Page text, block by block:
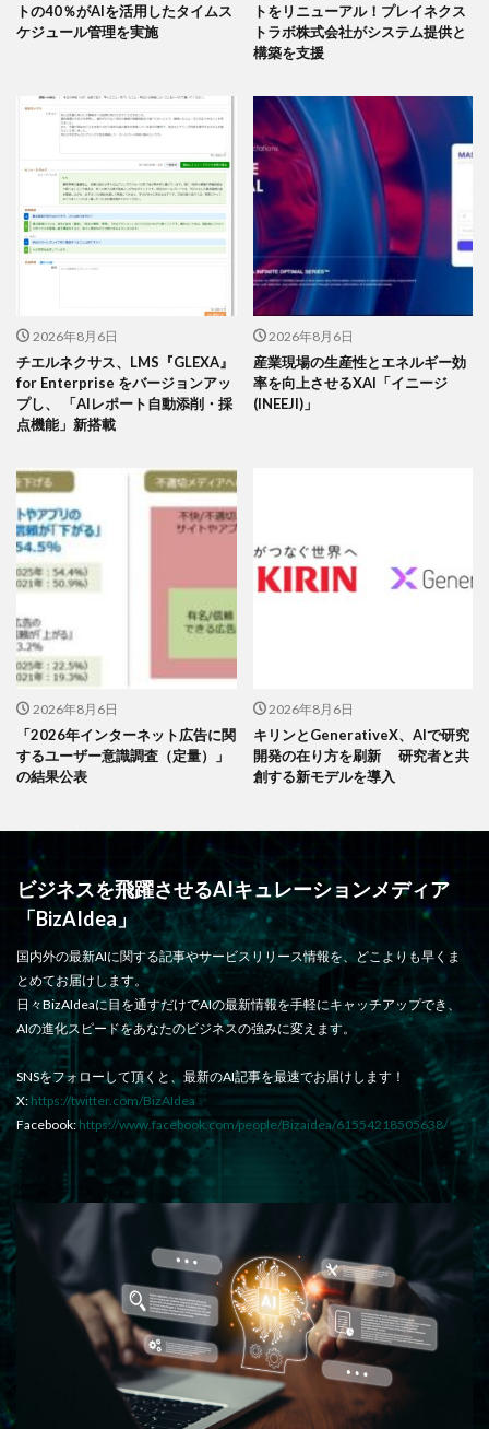
トの40％がAIを活用したタイムス
ケジュール管理を実施
トをリニューアル！プレイネクス
トラボ株式会社がシステム提供と
構築を支援
2026年8月6日
チエルネクサス、LMS『GLEXA』
for Enterprise をバージョンアッ
プし、 「AIレポート自動添削・採
点機能」新搭載
2026年8月6日
産業現場の生産性とエネルギー効
率を向上させるXAI「イニージ
(INEEJI)」
2026年8月6日
「2026年インターネット広告に関
するユーザー意識調査（定量）」
の結果公表
2026年8月6日
キリンとGenerativeX、AIで研究
開発の在り方を刷新 研究者と共
創する新モデルを導入
ビジネスを飛躍させるAIキュレーションメディア
「BizAIdea」
国内外の最新AIに関する記事やサービスリリース情報を、どこよりも早くま
とめてお届けします。
日々BizAIdeaに目を通すだけでAIの最新情報を手軽にキャッチアップでき、
AIの進化スピードをあなたのビジネスの強みに変えます。
SNSをフォローして頂くと、最新のAI記事を最速でお届けします！
X: https://twitter.com/BizAIdea
Facebook: https://www.facebook.com/people/Bizaidea/61554218505638/